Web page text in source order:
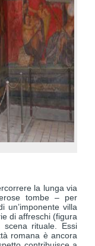
la lunga via
tombe – per
un’imponente villa
di affreschi (figura
rituale. Essi
romana è ancora